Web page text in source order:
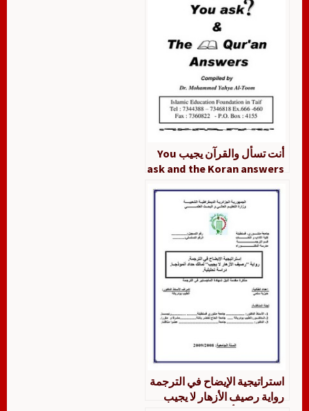
أنت تسأل والقرآن يجيب You
ask and the Koran answers
استراتيجية الإيضاح في الترجمة
رواية رصيف الأزهار لا يجيب